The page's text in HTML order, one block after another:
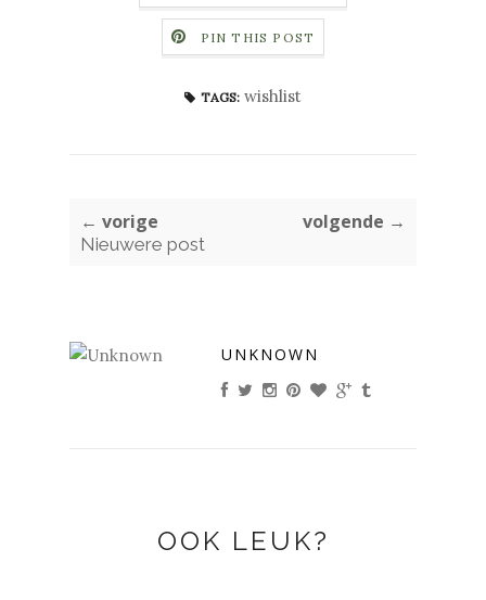
PIN THIS POST
TAGS: wishlist
← vorige
Nieuwere post
volgende →
UNKNOWN
OOK LEUK?